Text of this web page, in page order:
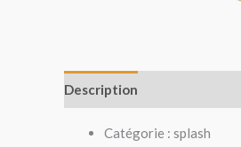
Description
Catégorie : splash